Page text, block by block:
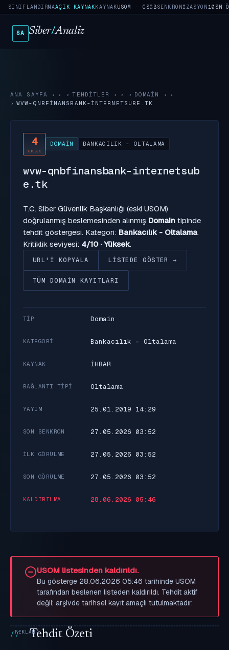
SINIFLANDIRMAAÇIK KAYNAKKAYNAKUSOM · CSGBSENKRONIZASYON10SN
SA Siber/Analiz
ANA SAYFA › TEHDITLER › DOMAIN
›
WVW-QNBFINANSBANK-INTERNETSUBE.TK
4
YÜKSEK
DOMAIN BANKACILIK - OLTALAMA
wvw-qnbfinansbank-internetsub
e.tk
T.C. Siber Güvenlik Başkanlığı (eski USOM)
doğrulanmış beslemesinden alınmış Domain tipinde
tehdit göstergesi. Kategori: Bankacılık - Oltalama.
Kritiklik seviyesi: 4/10 · Yüksek.
URL'I KOPYALA LISTEDE GÖSTER →
TÜM DOMAIN KAYITLARI
TIP Domain
KATEGORI Bankacılık - Oltalama
KAYNAK İHBAR
BAĞLANTI TIPI Oltalama
YAYIM 25.01.2019 14:29
SON SENKRON 27.05.2026 03:52
İLK GÖRÜLME 27.05.2026 03:52
SON GÖRÜLME 27.05.2026 03:52
KALDIRILMA 28.06.2026 05:46
USOM listesinden kaldırıldı.
Bu gösterge 28.06.2026 05:46 tarihinde USOM
tarafından beslenen listeden kaldırıldı. Tehdit aktif
değil; arşivde tarihsel kayıt amaçlı tutulmaktadır.
Tehdit Özeti